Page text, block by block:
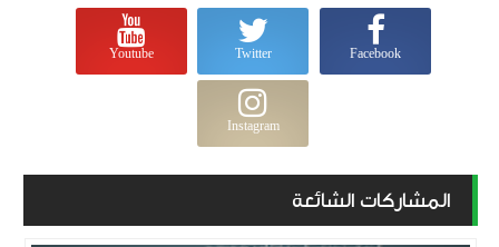
Facebook
Twitter
Youtube
Instagram
المشاركات الشائعة